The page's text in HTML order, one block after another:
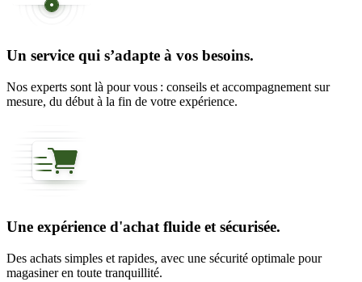
Un service qui s’adapte à vos besoins.
Nos experts sont là pour vous : conseils et accompagnement sur
mesure, du début à la fin de votre expérience.
Une expérience d'achat fluide et sécurisée.
Des achats simples et rapides, avec une sécurité optimale pour
magasiner en toute tranquillité.